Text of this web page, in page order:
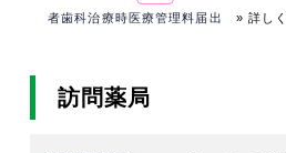
者歯科治療時医療管理料届出 » 詳し
訪問薬局